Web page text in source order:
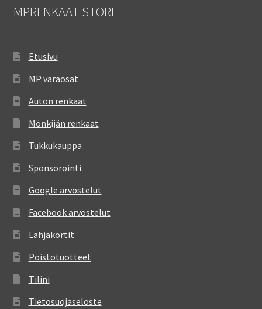
MPRENKAAT-STORE
Etusivu
MP varaosat
Auton renkaat
Mönkijän renkaat
Tukkukauppa
Sponsorointi
Google arvostelut
Facebook arvostelut
Lahjakortit
Poistotuotteet
Tilini
Tietosuojaseloste